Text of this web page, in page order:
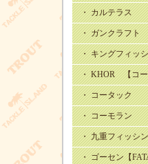
・ カルテラス
・ ガンクラフト
・ キングフィッ
・ KHOR 【コー
・ コータック
・ コーモラン
・ 九重フィッシ
・ ゴーセン【